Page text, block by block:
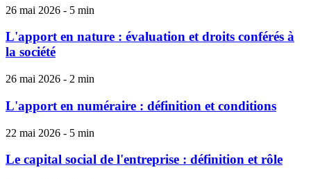
26 mai 2026 - 5 min
L'apport en nature : évaluation et droits conférés à
la société
26 mai 2026 - 2 min
L'apport en numéraire : définition et conditions
22 mai 2026 - 5 min
Le capital social de l'entreprise : définition et rôle